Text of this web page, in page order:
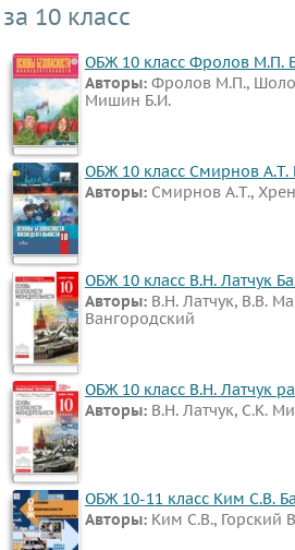
за 10 класс
ОБЖ 10 класс Фролов М.П.
Авторы: Фролов М.П.,
Мишин Б.И.
ОБЖ 10 класс Смирнов А.Т.
Авторы: Смирнов А.Т.,
ОБЖ 10 класс В.Н. Латчук
Авторы: В.Н. Латчук, В.В.
Вангородский
ОБЖ 10 класс В.Н. Латчук
Авторы: В.Н. Латчук, С.К.
ОБЖ 10-11 класс Ким С.В.
Авторы: Ким С.В., Горский